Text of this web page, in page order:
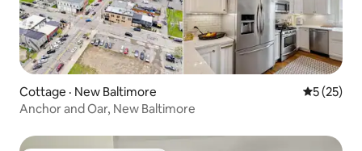
Cottage · New Baltimore Note
5 (25)
Anchor and Oar, New Baltimore